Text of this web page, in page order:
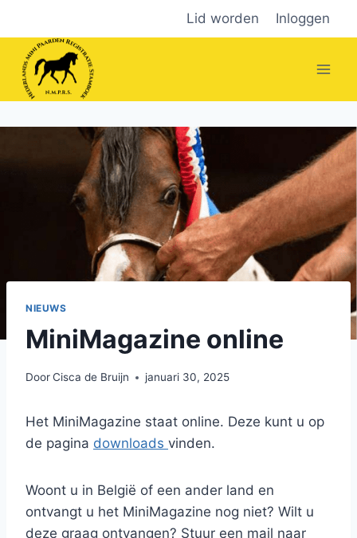
inhoud
Lid worden Inloggen
NIEUWS
MiniMagazine online
DoorCisca de Bruijn januari 30, 2025
Het MiniMagazine staat online. Deze kunt u op
de pagina downloads vinden.
Woont u in België of een ander land en
ontvangt u het MiniMagazine nog niet? Wilt u
deze graag ontvangen? Stuur een mail naar